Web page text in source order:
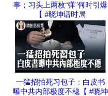
事；习头上两枚“弹”何时引爆
【 #晓坤话时局
一猛招拍死习包子；白皮书
曝中共内部极度不稳【 #晓坤